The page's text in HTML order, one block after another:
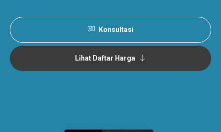
Konsultasi
Lihat Daftar Harga